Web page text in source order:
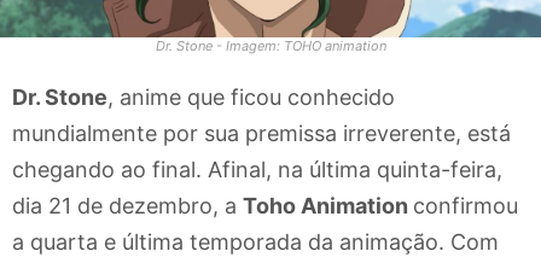
Dr. Stone - Imagem: TOHO animation
Dr. Stone, anime que ficou conhecido
mundialmente por sua premissa irreverente, está
chegando ao final. Afinal, na última quinta-feira,
dia 21 de dezembro, a Toho Animation confirmou
a quarta e última temporada da animação. Com